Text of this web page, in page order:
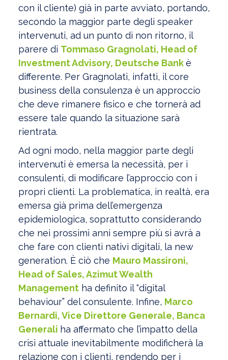
con il cliente) già in parte avviato, portando,
secondo la maggior parte degli speaker
intervenuti, ad un punto di non ritorno, il
parere di Tommaso Gragnolati, Head of
Investment Advisory, Deutsche Bankè
differente. Per Gragnolati, infatti, il core
business della consulenza è un approccio
che deve rimanere fisico e che tornerà ad
essere tale quando la situazione sarà
rientrata.
Ad ogni modo, nella maggior parte degli
intervenuti è emersa la necessità, per i
consulenti, di modificare l’approccio con i
propri clienti. La problematica, in realtà, era
emersa già prima dell’emergenza
epidemiologica, soprattutto considerando
che nei prossimi anni sempre più si avrà a
che fare con clienti nativi digitali, la new
generation. È ciò che Mauro Massironi,
Head of Sales, Azimut Wealth
Management ha definito il “digital
behaviour” del consulente. Infine, Marco
Bernardi, Vice Direttore Generale, Banca
Generali ha affermato che l’impatto della
crisi attuale inevitabilmente modificherà la
relazione con i clienti, rendendo per i